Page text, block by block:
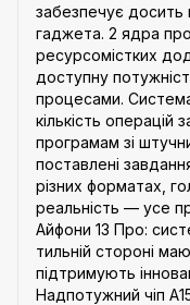
забезпечує
гаджета. 2 ядра
ресурсомістких
доступну
процесами.
кількість
програмам зі
поставлені
різних форматах,
реальність — усе
Айфони 13 Про:
тильній стороні
підтримують
Надпотужний чіп